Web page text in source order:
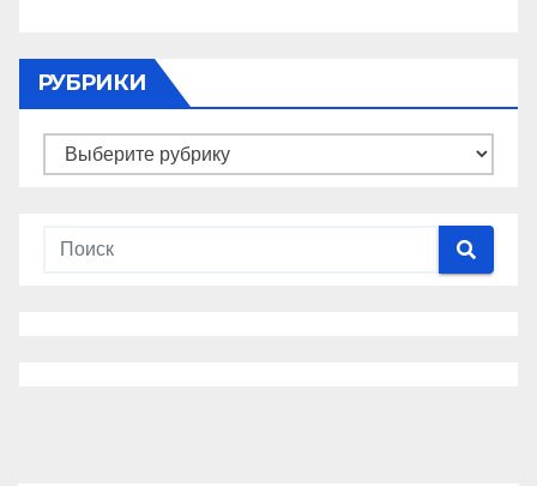
РУБРИКИ
Рубрики